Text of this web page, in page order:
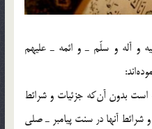
و آله و سلّم ـ و ائمه ـ عليهم
1. در قرآن احكامي به صورت كلي آمده است بدون آن‎كه جزئيات و شرائط
شرائط آنها در سنت پيامبر ـ صلي